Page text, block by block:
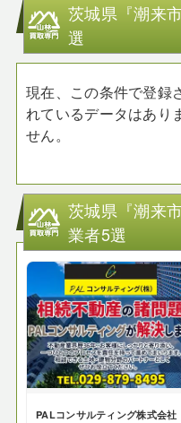
茨城県『潮来
選
現在、この条件で登録
れているデータはあり
せん。
茨城県『潮来
業者5選
PALコンサルティング株式会社